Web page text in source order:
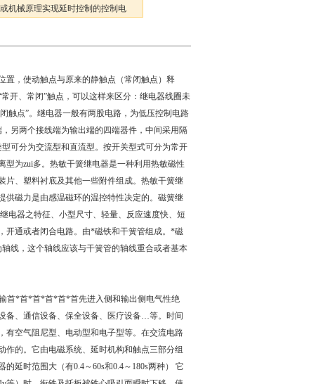
机械原理实现延时控制的控制电
置，使动触点与原来的静触点（常闭触点）释
开、常闭”触点，可以这样来区分：继电器线圈未
触点”。继电器一般有两股电路，为低压控制电路
另两个接线端为输出端的四端器件，中间采用隔
可分为交流型和直流型。按开关型式可分为常开
为zui多。热敏干簧继电器是一种利用热敏磁性
片、塑料衬底及其他一些附件组成。热敏干簧继
供磁力是由感温磁环的温控特性决定的。磁簧继
电器之特征、小型尺寸、轻量、反应速度快、短
开通或者闭合电路。由*磁铁和干簧管组成。*磁
线，这个轴线应该与干簧管的轴线重合或者基本
首*首*首*首*首*首先进入侧和输出侧电气性绝
备、通信设备、保全设备、医疗设备…等。时间
有空气阻尼型、电动型和电子型等。在交流电路
的。它由电磁系统、延时机构和触点三部分组
延时范围大（有0.4～60s和0.4～180s两种） 它